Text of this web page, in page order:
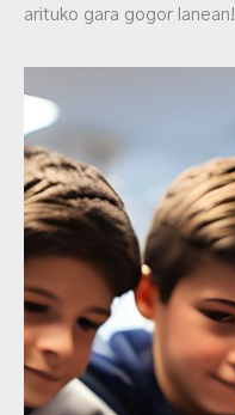
arituko gara gogor lanean!